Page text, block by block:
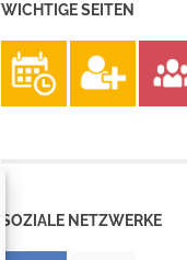
WICHTIGE SEITEN
SOZIALE NETZWERKE